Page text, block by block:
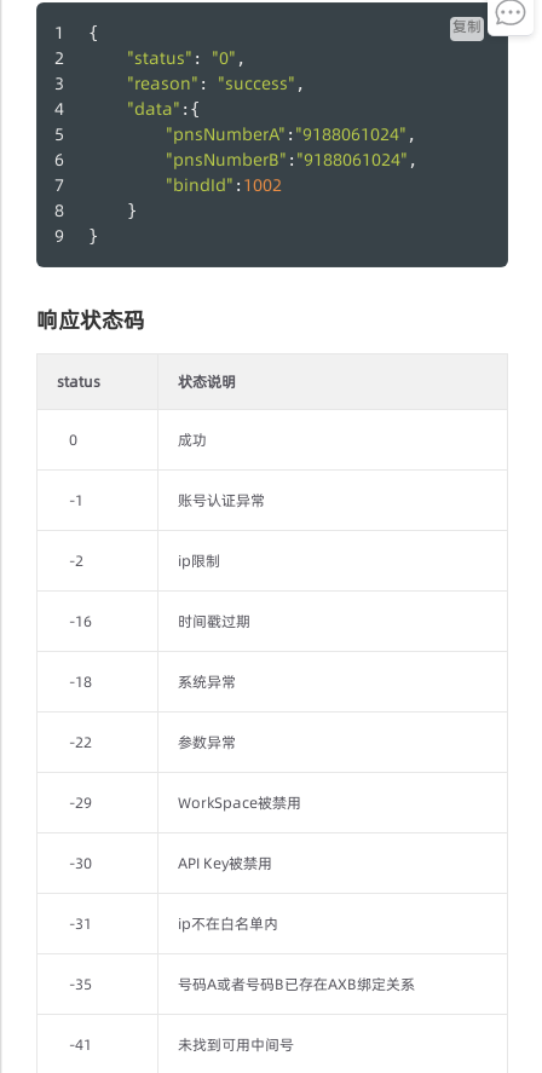
复制
{
"status" : "0" ,
"reason" : "success" ,
"data" :{
"pnsNumberA" : "9188061024" ,
"pnsNumberB" : "9188061024" ,
"bindId" : 1002
    }
}
响应状态码
status 状态说明
0 成功
-1 账号认证异常
-2 ip限制
-16 时间戳过期
-18 系统异常
-22 参数异常
-29 WorkSpace被禁用
-30 API Key被禁用
-31 ip不在白名单内
-35 号码A或者号码B已存在AXB绑定关系
-41 未找到可用中间号